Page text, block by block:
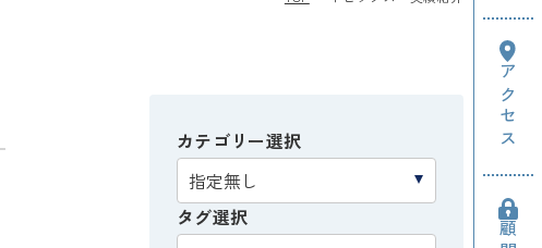
カテゴリー選択
タグ選択
アクセス